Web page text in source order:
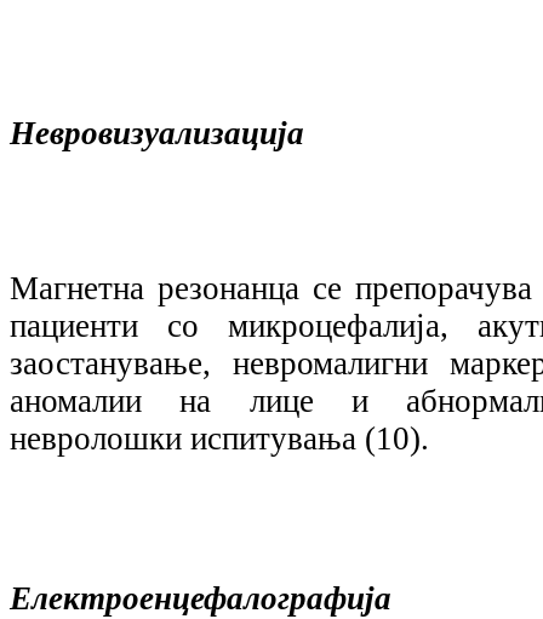
Невровизуализација
Магнетна резонанца се препорачува
пациенти со микроцефалија,
заостанување, невромалигни
аномалии на лице и
невролошки испитувања (10).
Електроенцефалографија